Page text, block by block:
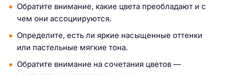
Обратите внимание, какие цвета преобладают и с
чем они ассоциируются.
Определите, есть ли яркие насыщенные оттенки
или пастельные мягкие тона.
Обратите внимание на сочетания цветов —